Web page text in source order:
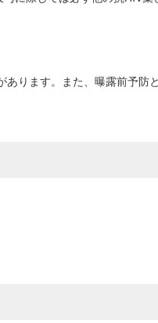
ります。また、曝露前予